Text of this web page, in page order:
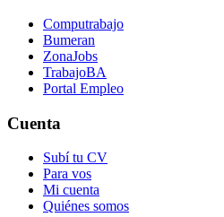
Computrabajo
Bumeran
ZonaJobs
TrabajoBA
Portal Empleo
Cuenta
Subí tu CV
Para vos
Mi cuenta
Quiénes somos